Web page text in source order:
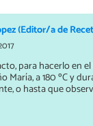
(Editor/a de
para hacerlo en
María, a 180 ºC y
o hasta que